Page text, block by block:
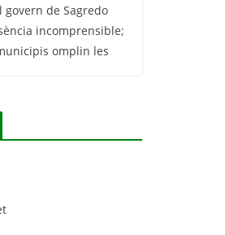
govern de Sagredo
incomprensible;
omplin les